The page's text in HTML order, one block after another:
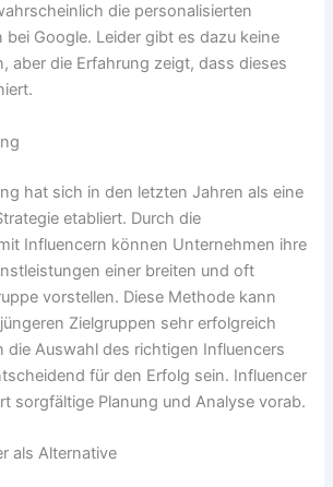
die personalisierten
bei Google. Leider gibt es dazu keine
aber die Erfahrung zeigt, dass dieses
hat sich in den letzten Jahren als eine
etabliert. Durch die
Influencern können Unternehmen ihre
einer breiten und oft
vorstellen. Diese Methode kann
Zielgruppen sehr erfolgreich
die Auswahl des richtigen Influencers
für den Erfolg sein. Influencer
sorgfältige Planung und Analyse vorab.
als Alternative